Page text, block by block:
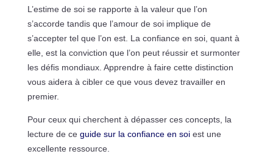
L’estime de soi se rapporte à la valeur que l’on
s’accorde tandis que l’amour de soi implique de
s’accepter tel que l’on est. La confiance en soi, quant à
elle, est la conviction que l’on peut réussir et surmonter
les défis mondiaux. Apprendre à faire cette distinction
vous aidera à cibler ce que vous devez travailler en
premier.
Pour ceux qui cherchent à dépasser ces concepts, la
lecture de ce guide sur la confiance en soiest une
excellente ressource.